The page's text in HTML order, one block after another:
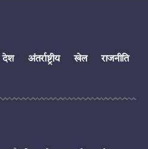
देश अंतर्राष्ट्रीय खेल
राजनीति